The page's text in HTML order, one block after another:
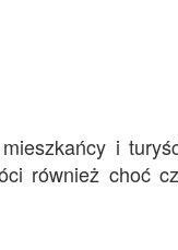
i
również choć